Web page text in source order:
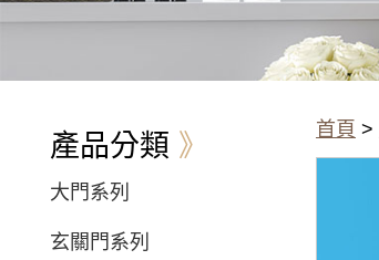
首頁 >
產品分類
大門系列
玄關門系列